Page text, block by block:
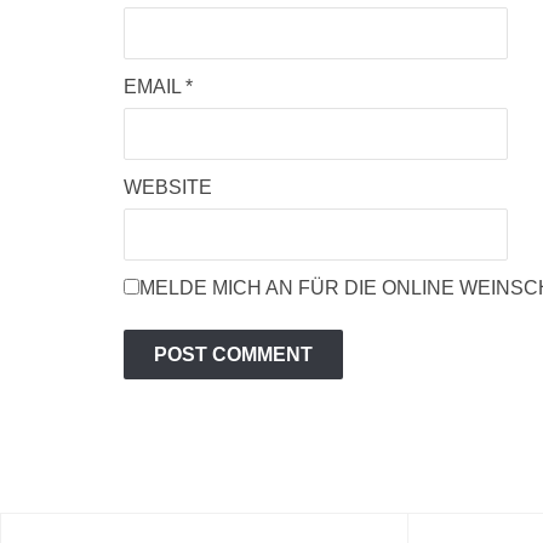
EMAIL *
WEBSITE
MELDE MICH AN FÜR DIE ONLINE